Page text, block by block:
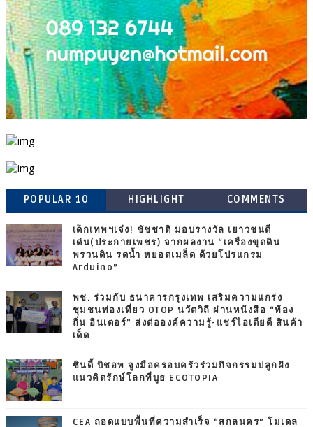
POPULAR 10 HIGHLIGHT COMMENTS
เด็กเทพฯเจ๋ง! ชัชชาติ มอบรางวัล เยาวชนดี
เด่น(ประกายเพชร) จากผลงาน “เครื่องขุดดิน
พรวนดิน รดน้ำ หยอดเมล็ด ด้วยโปรแกรม
Arduino”
พช. ร่วมกับ ธนาคารกรุงเทพ เสริมความแกร่ง
ชุมชนท่องเที่ยว OTOP นวัตวิถี ผ่านหนังสือ “ท้อง
ถิ่น อินเตอร์” ส่งต่อองค์ความรู้-แชร์ไอเดียดี สินค้า
เด็ด
ซินดี้ บิชอพ จูงมือครอบครัวร่วมกิจกรรมปลูกฝัง
แนวคิดรักษ์โลกที่บูธ ECOTOPIA
CEA ถอดแบบพื้นที่ความสำเร็จ “สกลนคร” โมเดล